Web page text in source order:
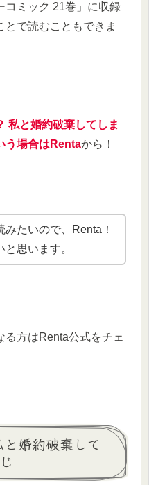
コミック 21巻」に収録
とで読むこともできま
私と婚約破棄してしま
う場合はRentaから！
たいので、Renta！
思います。
方はRenta公式をチェ
と婚約破棄して